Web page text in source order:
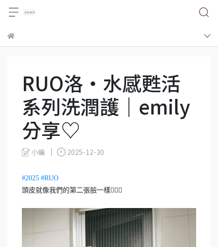
RUO洛・水感甦活
系列洗潤護｜emily
分享♡
小編 2025-12-30
#2025 #RUO
頭皮就像我們的第二張臉一樣🧖🏽‍♀️